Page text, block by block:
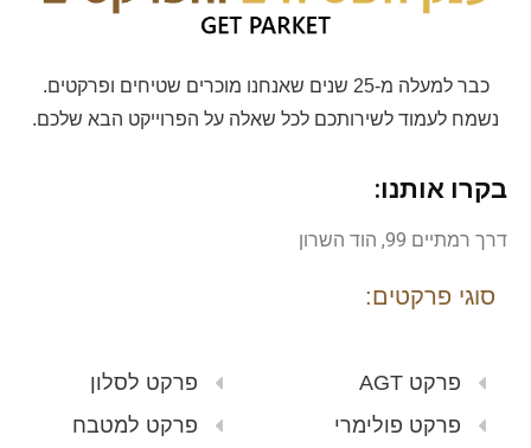
כבר למעלה מ-25 שנים שאנחנו מוכרים שטיחים ופרקטים.
נשמח לעמוד לשירותכם לכל שאלה על הפרוייקט הבא שלכם.
בקרו אותנו:
דרך רמתיים 99, הוד השרון
סוגי פרקטים:
פרקט AGT
פרקט פולימרי
פרקט לסלון
פרקט למטבח